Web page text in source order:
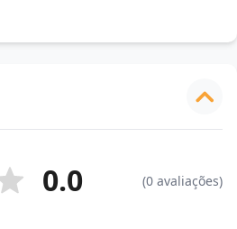
0.0 (0 avaliações)